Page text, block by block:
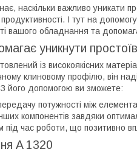
наскільки важливо уникати
І тут на
вашого обладнання та
уникнути простоїв
із високоякісних
клиновому профілю, він
З його допомогою ви зможете:
потужності між
компонентів завдяки
під час роботи, що позитивно
A 1320